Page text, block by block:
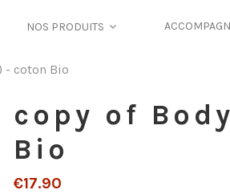
NOS PRODUITS
- coton Bio
copy of
Bio
€17.90